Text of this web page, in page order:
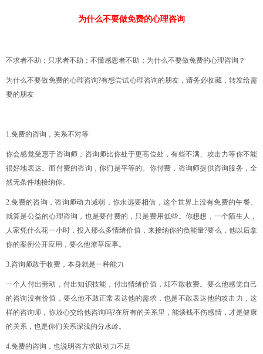
为什么不要做免费的心理咨询
不求者不助； 只求者不助； 不懂感恩者不助； 为什么不要做免费的心理咨询？
为什么不要做免费的心理咨询?有想尝试心理咨询的朋友，请务必收藏，转发给需
要的朋友
1.免费的咨询，关系不对等
你会感觉受惠于咨询师，咨询师比你处于更高位处，有些不满、攻击力等你不能
很好地表达。而付费的咨询，你们是平等的。 你付费，咨询师提供咨询服务，全
然无条件地接纳你。
2.免费的咨询，咨询师动力减弱， 你永远要相信，这个世界上没有免费的午餐。
就算是公益的心理咨询，也是要付费的，只是费用低些。 你想想，一个陌生人，
人家凭什么花一小时，投入那么多情绪价值，来接纳你的负能量?要么，他以后拿
你的案例公开应用，要么他潦草应事。
3.咨询师敢于收费，本身就是一种能力
一个人付出劳动，付出知识技能，付出情绪价值，却不敢收费。 要么他感觉自己
的咨询没有价值，要么他不敢正常表达他的需求，也是不敢表达他的攻击力，这
样的咨询师，你放心交给他咨询吗?在所有的关系里，能谈钱不伤感情，才是健康
的关系，也是你们关系深浅的分水岭。
4.免费的咨询， 也说明咨方求助动力不足